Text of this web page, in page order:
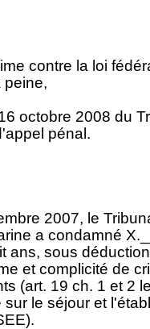
contre la loi
peine,
octobre 2008 du
pénal.
2007, le
a condamné
ans, sous
et complicité de
(art. 19 ch. 1 et 2
le séjour et
).